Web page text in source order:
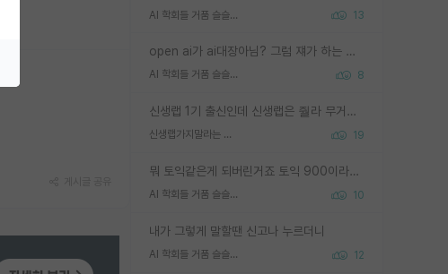
AI 학회들 거품 슬슬 지적이 나오네요 13
open ai가 ai대장아님? 그럼 쟤가 하는 말이 다 맞겠네
AI 학회들 거품 슬슬 지적이 나오네요 8
신생랩 1기 출신인데 신생랩은 줠라 무거운 바벨 같은거임. 들면 대박인데 못들면 깔려 죽음. 아무도 알려주지 않는 환경에서 자생해야하지만, 일단 살아남았다면 그 어떤 사람보다 악착같고 생존력 높은 사람으로 거듭날 수 있음
신생랩가지말라는 이유가 있었구나 19
뭐 토익같은게 되버린거죠 토익 900이라고 영어잘하는건 아닙니다만 잘하는사람은 다 900을 넘는 그런
AI 학회들 거품 슬슬 지적이 나오네요 10
내가 그렇게 말할땐 신고나 누르더니
AI 학회들 거품 슬슬 지적이 나오네요 12